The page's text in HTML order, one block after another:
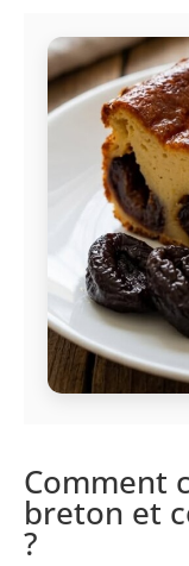
Comment
breton et
?